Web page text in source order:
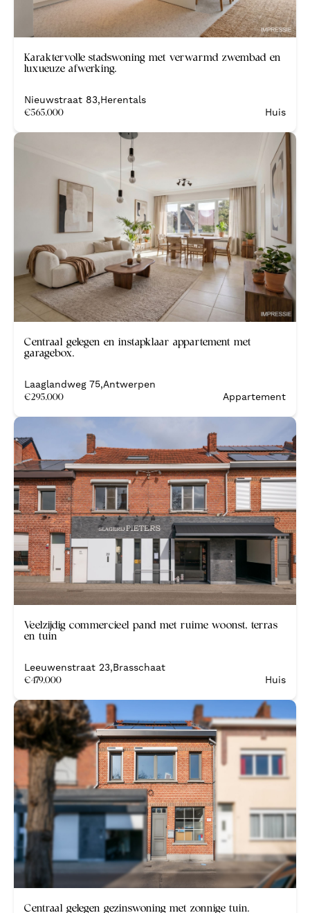
Karaktervolle stadswoning met verwarmd zwembad en
luxueuze afwerking.
Nieuwstraat 83,Herentals
€565.000 Huis
Centraal gelegen en instapklaar appartement met
garagebox.
Laaglandweg 75,Antwerpen
€295.000 Appartement
Veelzijdig commercieel pand met ruime woonst, terras
en tuin
Leeuwenstraat 23,Brasschaat
€479.000 Huis
Centraal gelegen gezinswoning met zonnige tuin.